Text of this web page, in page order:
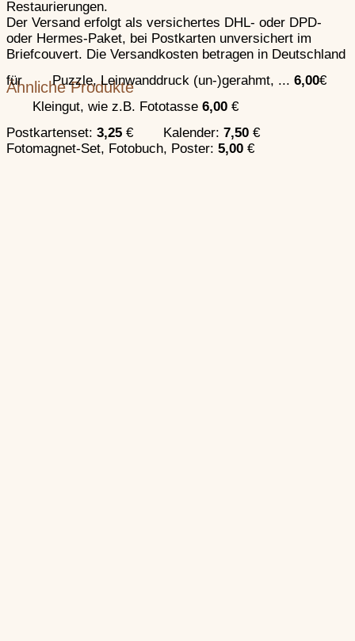
Restaurierungen.
Der Versand erfolgt als versichertes DHL- oder DPD-
oder Hermes-Paket, bei Postkarten unversichert im
Briefcouvert. Die Versandkosten betragen in Deutschland
für
Puzzle, Leinwanddruck (un-)gerahmt, ... 6,00€
Kleingut, wie z.B. Fototasse 6,00 €
Postkartenset: 3,25 € Kalender: 7,50 €
Fotomagnet-Set, Fotobuch, Poster: 5,00 €
Ähnliche Produkte